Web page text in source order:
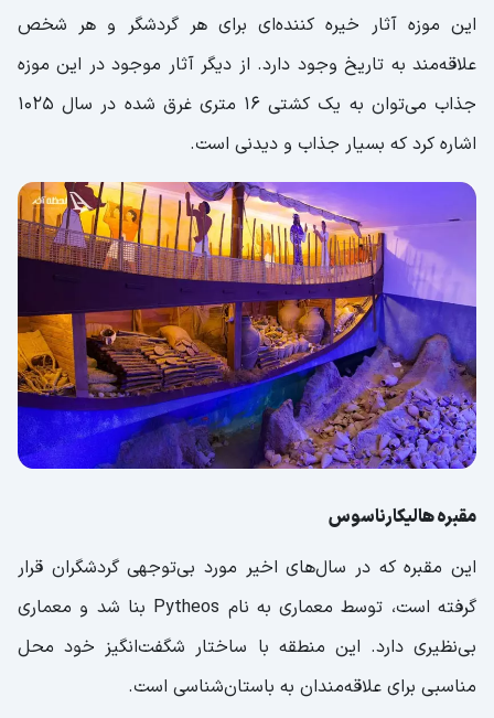
این موزه آثار خیره کننده‌ای برای هر گردشگر و هر شخص
علاقه‌مند به تاریخ وجود دارد. از دیگر آثار موجود در این موزه
جذاب می‌توان به یک کشتی 16 متری غرق شده در سال 1025
اشاره کرد که بسیار جذاب و دیدنی است.
مقبره هالیکارناسوس
این مقبره که در سال‌های اخیر مورد بی‌توجهی گردشگران قرار
گرفته است، توسط معماری به نام Pytheos بنا شد و معماری
بی‌نظیری دارد. این منطقه با ساختار شگفت‌انگیز خود محل
مناسبی برای علاقه‌مندان به باستان‌شناسی است.